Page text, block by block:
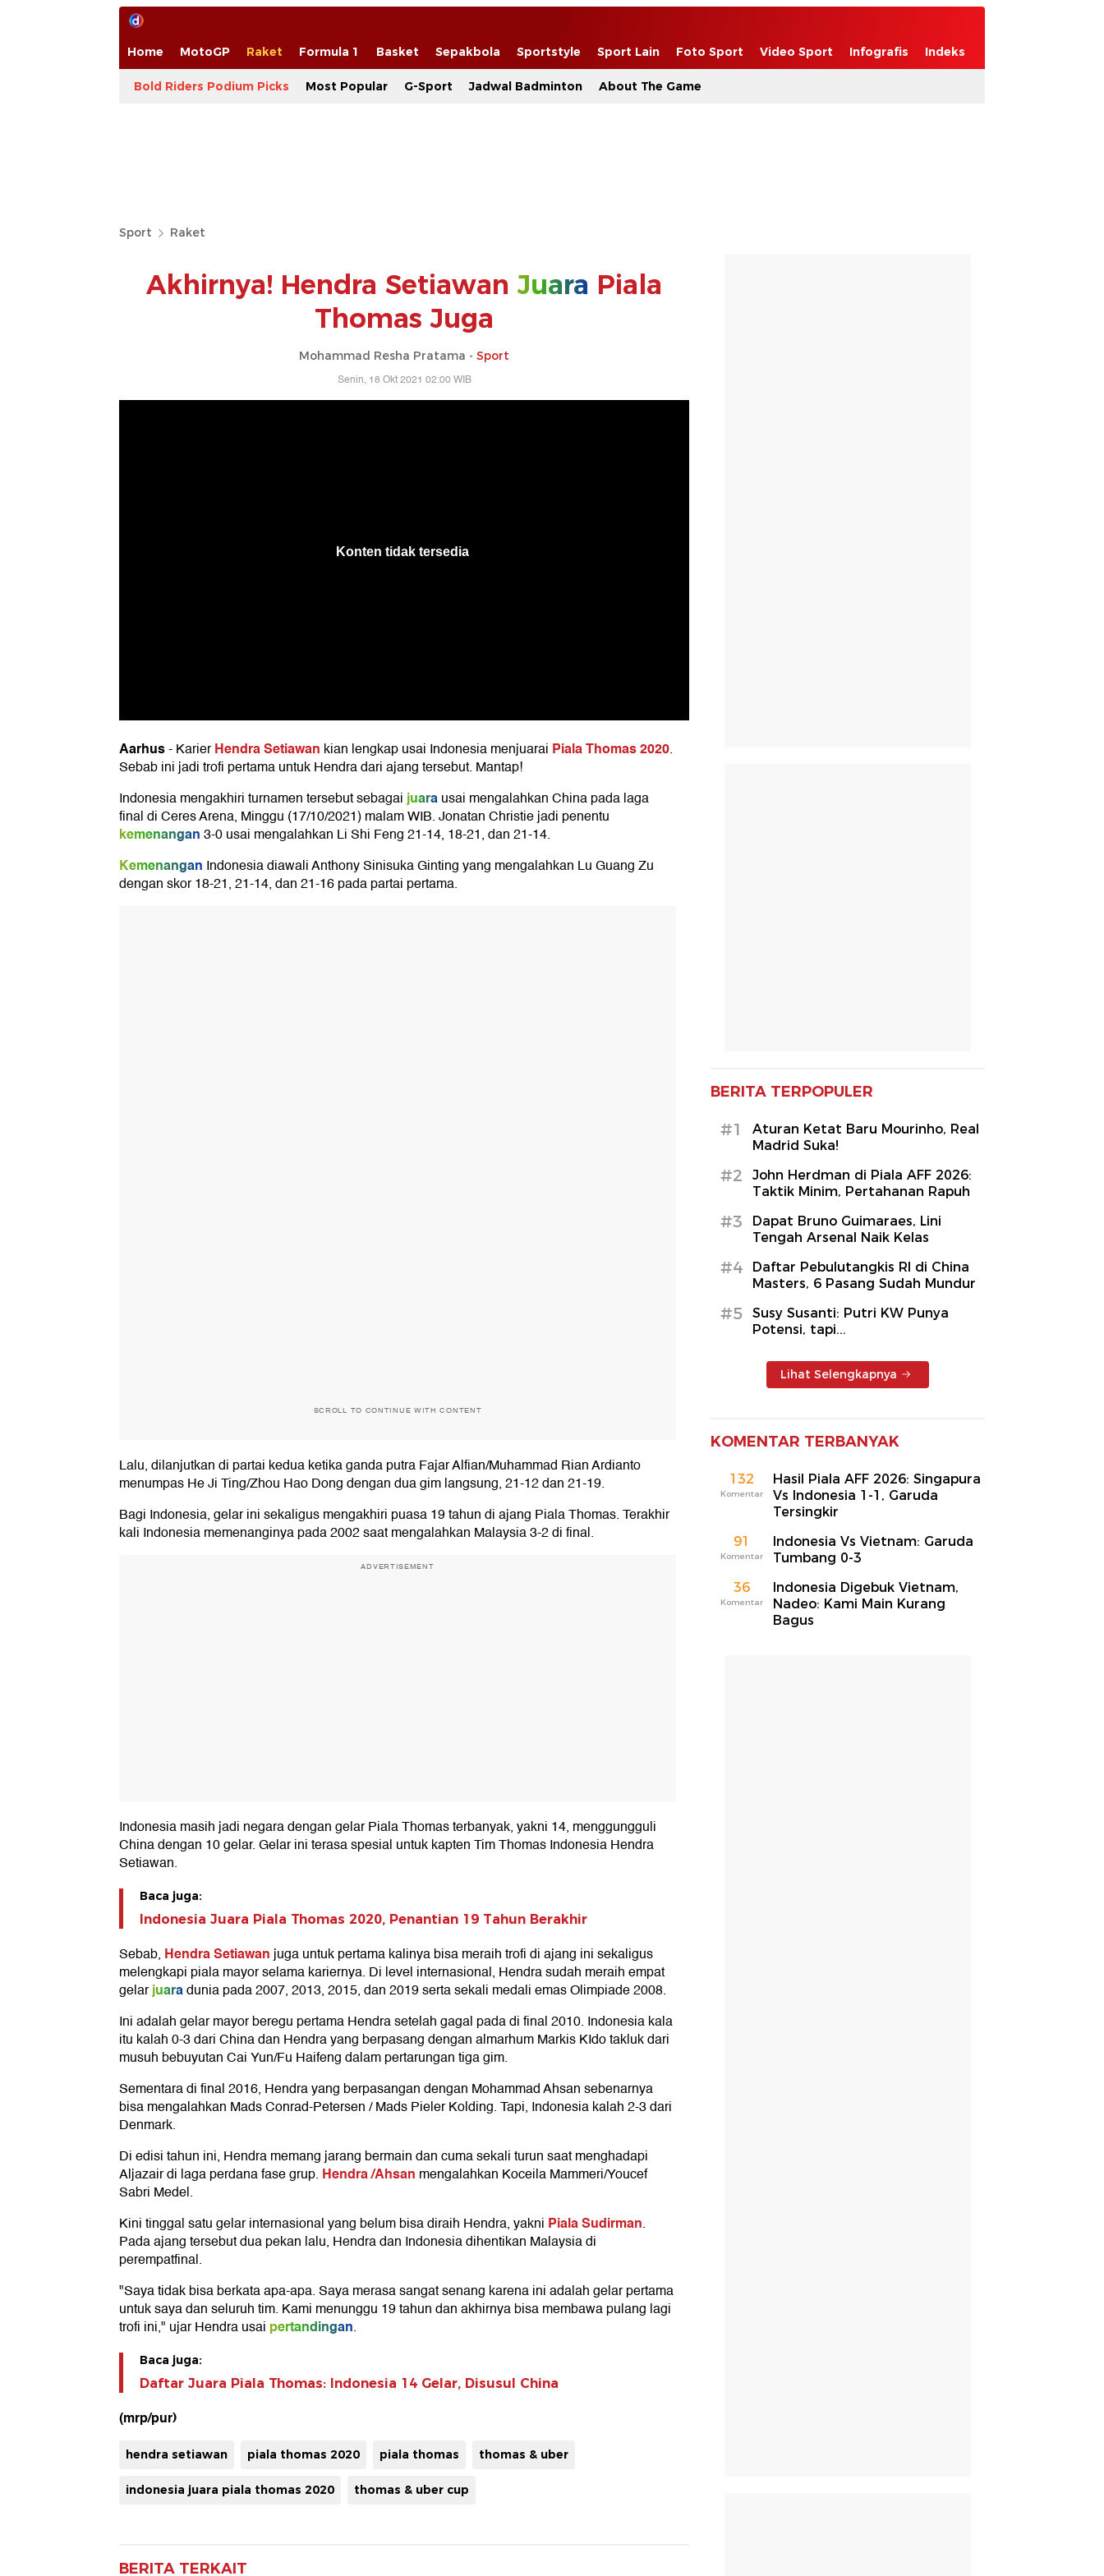
Home MotoGP Raket Formula 1 Basket Sepakbola Sportstyle Sport Lain Foto Sport Video Sport Infografis Indeks
Bold Riders Podium Picks Most Popular G-Sport Jadwal Badminton About The Game
Sport Raket
Akhirnya! Hendra Setiawan Juara Piala
Thomas Juga
Mohammad Resha Pratama - Sport
Senin, 18 Okt 2021 02:00 WIB
Aarhus-KarierHendra Setiawan kian lengkap usai Indonesia menjuarai Piala Thomas 2020.
Sebab ini jadi trofi pertama untuk Hendra dari ajang tersebut. Mantap!
Indonesia mengakhiri turnamen tersebut sebagaijuarausai mengalahkan China pada laga
final di Ceres Arena, Minggu (17/10/2021) malam WIB. Jonatan Christie jadi penentu
kemenangan3-0 usai mengalahkan Li Shi Feng 21-14, 18-21, dan 21-14.
Kemenangan Indonesia diawali Anthony Sinisuka Ginting yang mengalahkan Lu Guang Zu
dengan skor 18-21, 21-14, dan 21-16 pada partai pertama.
SCROLL TO CONTINUE WITH CONTENT
Lalu, dilanjutkan di partai kedua ketika ganda putra Fajar Alfian/Muhammad Rian Ardianto
menumpas He Ji Ting/Zhou Hao Dong dengan dua gim langsung, 21-12 dan 21-19.
Bagi Indonesia, gelar ini sekaligus mengakhiri puasa 19 tahun di ajang Piala Thomas. Terakhir
kali Indonesia memenanginya pada 2002 saat mengalahkan Malaysia 3-2 di final.
ADVERTISEMENT
Indonesia masih jadi negara dengan gelar Piala Thomas terbanyak, yakni 14, menggungguli
China dengan 10 gelar. Gelar ini terasa spesial untuk kapten Tim Thomas Indonesia Hendra
Setiawan.
Baca juga:
Indonesia Juara Piala Thomas 2020, Penantian 19 Tahun Berakhir
Sebab, Hendra Setiawanjuga untuk pertama kalinya bisa meraih trofi di ajang ini sekaligus
melengkapi piala mayor selama kariernya. Di level internasional, Hendra sudah meraih empat
gelarjuaradunia pada 2007, 2013, 2015, dan 2019 serta sekali medali emas Olimpiade 2008.
Ini adalah gelar mayor beregu pertama Hendra setelah gagal pada di final 2010. Indonesia kala
itu kalah 0-3 dari China dan Hendra yang berpasang dengan almarhum Markis KIdo takluk dari
musuh bebuyutan Cai Yun/Fu Haifeng dalam pertarungan tiga gim.
Sementara di final 2016, Hendra yang berpasangan dengan Mohammad Ahsan sebenarnya
bisa mengalahkan Mads Conrad-Petersen / Mads Pieler Kolding. Tapi, Indonesia kalah 2-3 dari
Denmark.
Di edisi tahun ini, Hendra memang jarang bermain dan cuma sekali turun saat menghadapi
Aljazair di laga perdana fase grup. Hendra /Ahsan mengalahkan Koceila Mammeri/Youcef
Sabri Medel.
Kini tinggal satu gelar internasional yang belum bisa diraih Hendra, yakni Piala Sudirman.
Pada ajang tersebut dua pekan lalu, Hendra dan Indonesia dihentikan Malaysia di
perempatfinal.
"Saya tidak bisa berkata apa-apa. Saya merasa sangat senang karena ini adalah gelar pertama
untuk saya dan seluruh tim. Kami menunggu 19 tahun dan akhirnya bisa membawa pulang lagi
trofi ini," ujar Hendra usai pertandingan.
Baca juga:
Daftar Juara Piala Thomas: Indonesia 14 Gelar, Disusul China
(mrp/pur)
hendra setiawan piala thomas 2020 piala thomas thomas & uber
indonesia juara piala thomas 2020 thomas & uber cup
BERITA TERKAIT
BERITA TERPOPULER
#1
Aturan Ketat Baru Mourinho, Real
Madrid Suka!
#2
John Herdman di Piala AFF 2026:
Taktik Minim, Pertahanan Rapuh
#3
Dapat Bruno Guimaraes, Lini
Tengah Arsenal Naik Kelas
#4
Daftar Pebulutangkis RI di China
Masters, 6 Pasang Sudah Mundur
#5
Susy Susanti: Putri KW Punya
Potensi, tapi...
Lihat Selengkapnya
KOMENTAR TERBANYAK
132
Komentar
Hasil Piala AFF 2026: Singapura
Vs Indonesia 1-1, Garuda
Tersingkir
91
Komentar
Indonesia Vs Vietnam: Garuda
Tumbang 0-3
36
Komentar
Indonesia Digebuk Vietnam,
Nadeo: Kami Main Kurang
Bagus